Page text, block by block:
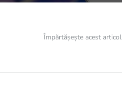
Împărtășește acest articol